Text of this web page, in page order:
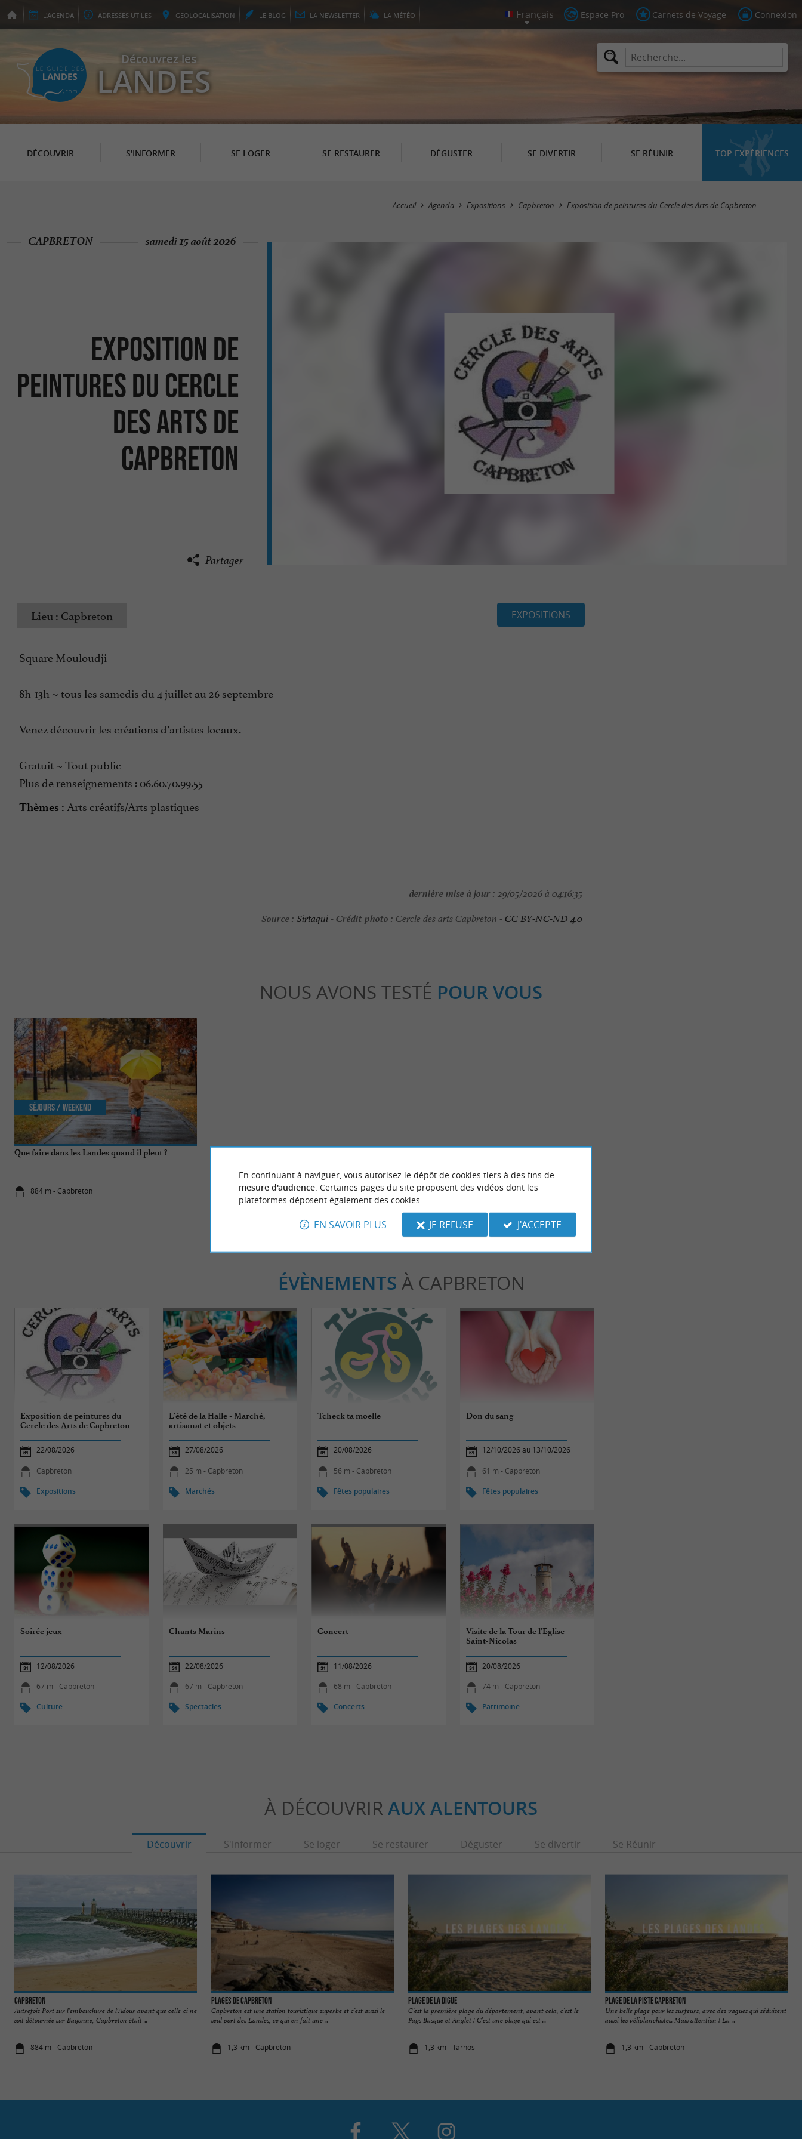
L'AGENDA ADRESSES UTILES GEOLOCALISATION LE BLOG LA NEWSLETTER LA MÉTÉO Espace Pro Carnets de Voyage Connexion
Découvrez les
LANDES
DÉCOUVRIR S'INFORMER SE LOGER SE RESTAURER DÉGUSTER SE DIVERTIR SE RÉUNIR TOP EXPÉRIENCES
Accueil Agenda Expositions Capbreton Exposition de peintures du Cercle des Arts de Capbreton
Exposition de
peintures du Cercle
des Arts de
Capbreton
CAPBRETON samedi 15 août 2026
Partager
Lieu : Capbreton EXPOSITIONS
Square Mouloudji
8h-13h ~ tous les samedis du 4 juillet au 26 septembre
Venez découvrir les créations d’artistes locaux.
Gratuit ~ Tout public
Plus de renseignements : 06.60.70.99.55
Thèmes : Arts créatifs/Arts plastiques
dernière mise à jour : 29/05/2026 à 04:16:35
Source : Sirtaqui-Crédit photo : Cercle des arts Capbreton -CC BY-NC-ND 4.0
NOUS AVONS TESTÉ POUR VOUS
Que faire dans les Landes quand il pleut ?
884 m - Capbreton
Séjours / Weekend
884 m - Capbreton
Landes
884 m - Capbreton
ÉVÈNEMENTS À CAPBRETON
Exposition de peintures du
Cercle des Arts de Capbreton
22/08/2026
Capbreton
Expositions
L'été de la Halle - Marché,
artisanat et objets
27/08/2026
25 m - Capbreton
Marchés
Tcheck ta moelle
20/08/2026
56 m - Capbreton
Fêtes populaires
Don du sang
12/10/2026 au 13/10/2026
61 m - Capbreton
Fêtes populaires
Soirée jeux
12/08/2026
67 m - Capbreton
Culture
Chants Marins
22/08/2026
67 m - Capbreton
Spectacles
Concert
11/08/2026
68 m - Capbreton
Concerts
Visite de la Tour de l'Eglise
Saint-Nicolas
20/08/2026
74 m - Capbreton
Patrimoine
À DÉCOUVRIR AUX ALENTOURS
Découvrir S'informer Se loger Se restaurer Déguster Se divertir Se Réunir
Capbreton
Autrefois Port sur l'embouchure de l'Adour avant que celle-ci ne
soit détournée sur Bayonne, Capbreton était ...
884 m - Capbreton
Plages de Capbreton
Capbreton est une station touristique superbe et c’est aussi le
seul port des Landes, ce qui en fait une ...
1,3 km - Capbreton
Plage de la Digue
C’est la première plage du département, avant cela, c’est le
Pays Basque et Anglet ! C’est une plage qui est ...
1,3 km - Tarnos
Plage de la Piste Capbreton
Une belle plage pour les surfeurs, avec des vagues qui séduisent
aussi les véliplanchistes. Mais attention ! La ...
1,3 km - Capbreton
En continuant à naviguer, vous autorisez le dépôt de cookies tiers à des fins de
mesure d'audience. Certaines pages du site proposent des vidéosdont les
plateformes déposent également des cookies.
EN SAVOIR PLUS JE REFUSE J'ACCEPTE